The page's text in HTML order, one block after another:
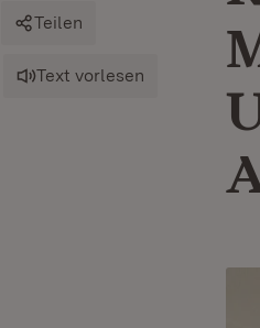
Teilen
Text vorlesen